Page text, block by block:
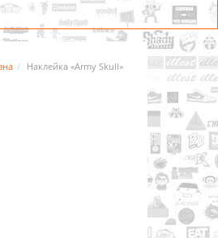
Наклейка «Army Skull»